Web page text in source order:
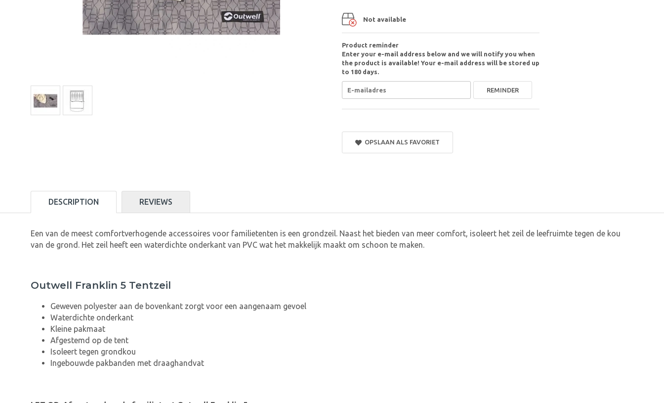
Not available
Product reminder
Enter your e-mail address below and we will notify you when
the product is available! Your e-mail address will be stored up
to 180 days.
REMINDER
OPSLAAN ALS FAVORIET
DESCRIPTION REVIEWS
Een van de meest comfortverhogende accessoires voor familietenten is een grondzeil. Naast het bieden van meer comfort, isoleert het zeil de leefruimte tegen de kou
van de grond. Het zeil heeft een waterdichte onderkant van PVC wat het makkelijk maakt om schoon te maken.
Outwell Franklin 5 Tentzeil
Geweven polyester aan de bovenkant zorgt voor een aangenaam gevoel
Waterdichte onderkant
Kleine pakmaat
Afgestemd op de tent
Isoleert tegen grondkou
Ingebouwde pakbanden met draaghandvat